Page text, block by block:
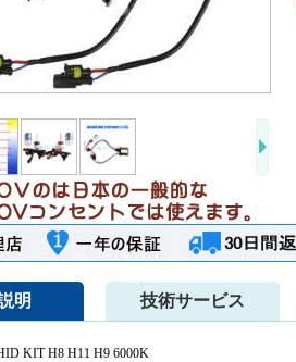
明
KIT H8 H11 H9 6000K
技術サービス